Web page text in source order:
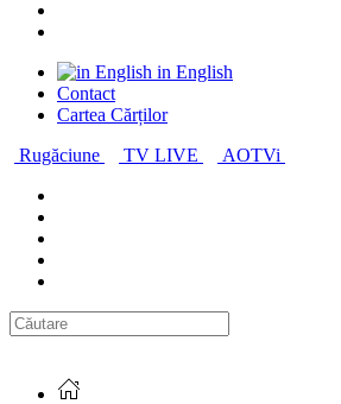
in English
Contact
Cartea Cărților
Rugăciune
TV LIVE AOTVi